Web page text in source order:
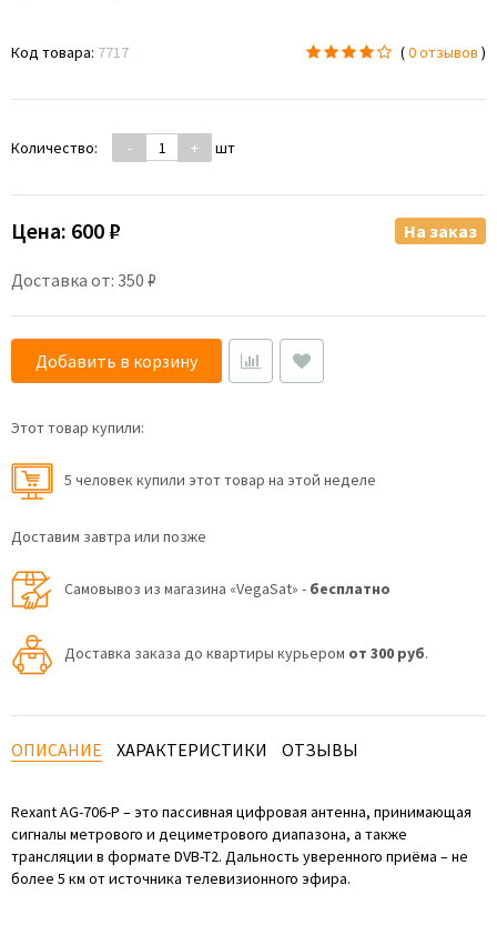
Код товара: 7717 (0 отзывов )
Количество: - + шт
Цена: 600 ₽
Доставка от: 350 ₽
На заказ
Добавить в корзину
Этот товар купили:
5 человек купили этот товар на этой неделе
Доставим завтра или позже
Самовывоз из магазина «VegaSat» - бесплатно
Доставка заказа до квартиры курьером от 300 руб.
ОПИСАНИЕ ХАРАКТЕРИСТИКИ ОТЗЫВЫ
Rexant AG-706-P – это пассивная цифровая антенна, принимающая
сигналы метрового и дециметрового диапазона, а также
трансляции в формате DVB-T2. Дальность уверенного приёма – не
более 5 км от источника телевизионного эфира.